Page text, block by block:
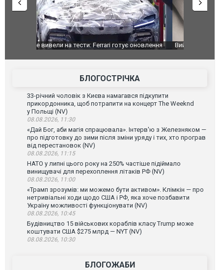
Вийшов трейлер нової екранізації легендарного
фільму "Афера Томаса Крауна"
БЛОГОСТРІЧКА
33-річний чоловік з Києва намагався підкупити
прикордонника, щоб потрапити на концерт The Weeknd
у Польщі (NV)
08.08.2026, 11:30
«Дай Бог, аби магія спрацювала». Інтерв'ю з Железняком —
про підготовку до зими після зміни уряду і тих, хто програв
від перестановок (NV)
08.08.2026, 11:15
НАТО у липні цього року на 250% частіше підіймало
винищувачі для перехоплення літаків РФ (NV)
08.08.2026, 11:00
«Трамп зрозумів: ми можемо бути активом». Клімкін — про
нетривіальні ходи щодо США і РФ, яка хоче позбавити
Україну можливості функціонувати (NV)
08.08.2026, 10:45
Будівництво 15 військових кораблів класу Trump може
коштувати США $275 млрд — NYT (NV)
08.08.2026, 10:30
БЛОГОЖАБИ